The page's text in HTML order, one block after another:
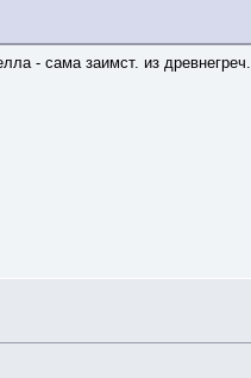
- сама заимст. из древнегреч.